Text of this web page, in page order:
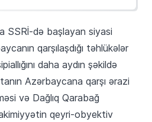
SSRİ-də başlayan siyasi
qarşılaşdığı təhlükələr
daha aydın şəkildə
Azərbaycana qarşı ərazi
və Dağlıq Qarabağ
qeyri-obyektiv